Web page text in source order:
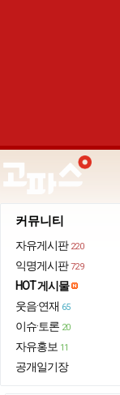
커뮤니티
자유게시판 220
익명게시판 729
HOT 게시물
웃음·연재 65
이슈·토론 20
자유홍보 11
공개일기장